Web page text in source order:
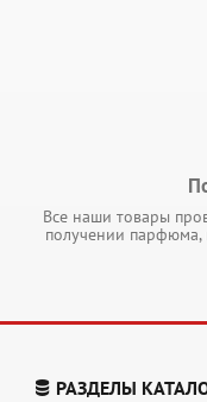
Все наши товары
получении парфюма,
РАЗДЕЛЫ